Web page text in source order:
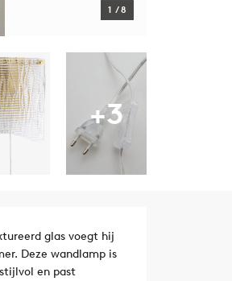
1 /8
+3
glas voegt hij
Deze wandlamp is
en past